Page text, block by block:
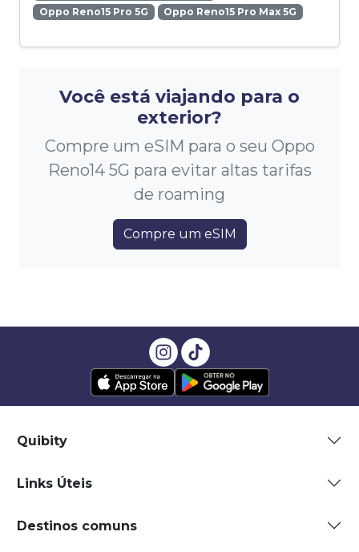
Oppo Reno15 Pro 5G
Oppo Reno15 Pro Max 5G
Você está viajando para o
exterior?
Compre um eSIM para o seu Oppo
Reno14 5G para evitar altas tarifas
de roaming
Compre um eSIM
Quibity
Links Úteis
Destinos comuns